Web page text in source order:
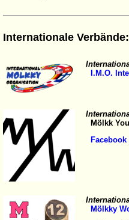
Internationale Verbände:
I.M.O.
Mölkk
Facebook
Mölkky